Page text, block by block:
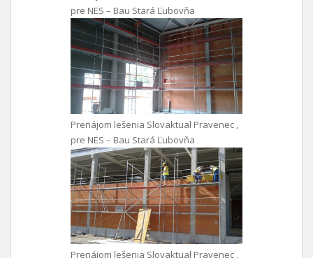
pre NES – Bau Stará Ľubovňa
Prenájom lešenia Slovaktual Pravenec ,
pre NES – Bau Stará Ľubovňa
Prenájom lešenia Slovaktual Pravenec ,